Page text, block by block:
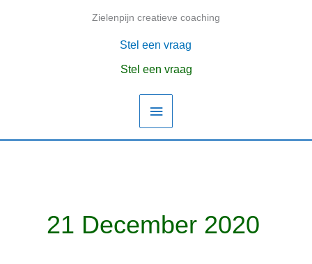
Zielenpijn creatieve coaching
Hoofdmenu
Stel een vraag
Stel een vraag
21 December 2020